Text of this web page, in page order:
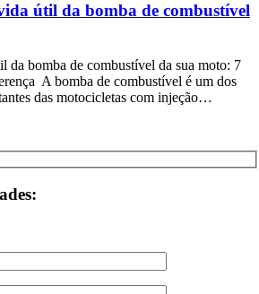
útil da bomba de combustível
da bomba de combustível da sua moto: 7
A bomba de combustível é um dos
das motocicletas com injeção…